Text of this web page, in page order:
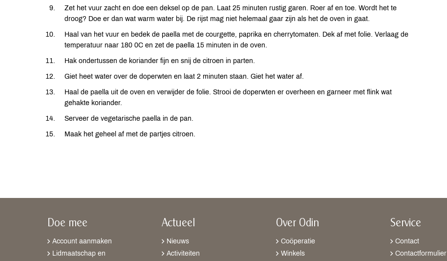
Zet het vuur zacht en doe een deksel op de pan. Laat 25 minuten rustig garen. Roer af en toe. Wordt het te
droog? Doe er dan wat warm water bij. De rijst mag niet helemaal gaar zijn als het de oven in gaat.
Haal van het vuur en bedek de paella met de courgette, paprika en cherrytomaten. Dek af met folie. Verlaag de
temperatuur naar 180 0C en zet de paella 15 minuten in de oven.
Hak ondertussen de koriander fijn en snij de citroen in parten.
Giet heet water over de doperwten en laat 2 minuten staan. Giet het water af.
Haal de paella uit de oven en verwijder de folie. Strooi de doperwten er overheen en garneer met flink wat
gehakte koriander.
Serveer de vegetarische paella in de pan.
Maak het geheel af met de partjes citroen.​
Doe mee
Account aanmaken
Lidmaatschap en
Actueel
Nieuws
Activiteiten
Over Odin
Coöperatie
Winkels
Service
Contact
Contactformulier